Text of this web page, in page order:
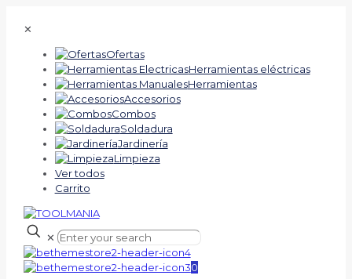
✕
Ofertas
Herramientas eléctricas
Herramientas
Accesorios
Combos
Soldadura
Jardinería
Limpieza
Ver todos
Carrito
✕
0